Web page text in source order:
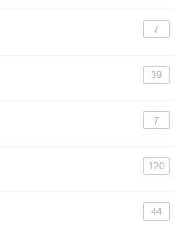
7
39
7
120
44